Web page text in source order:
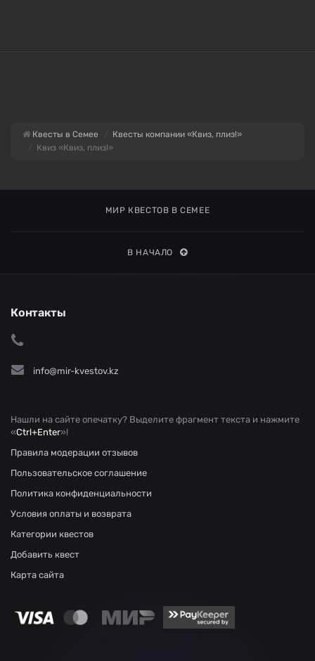
Квесты в Семее
Квесты компании «Квиз, плиз!»
Квиз «Квиз, плиз!»
МИР КВЕСТОВ В СЕМЕЕ
В НАЧАЛО
Контакты
info@mir-kvestov.kz
Нашли на сайте опечатку? Выделите фрагмент текста и нажмите
«Ctrl+Enter»!
Правила модерации отзывов
Пользовательское соглашение
Политика конфиденциальности
Условия оплаты и возврата
Категории квестов
Добавить квест
Карта сайта